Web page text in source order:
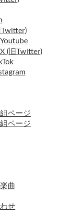
Twitter)
(旧Twitter)
ページ
ページ
曲
せ